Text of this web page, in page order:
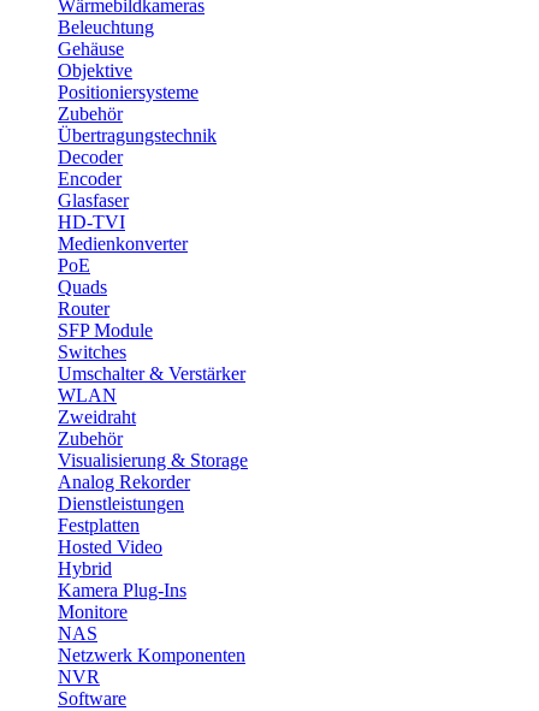
Wärmebildkameras
Beleuchtung
Gehäuse
Objektive
Positioniersysteme
Zubehör
Übertragungstechnik
Decoder
Encoder
Glasfaser
HD-TVI
Medienkonverter
PoE
Quads
Router
SFP Module
Switches
Umschalter & Verstärker
WLAN
Zweidraht
Zubehör
Visualisierung & Storage
Analog Rekorder
Dienstleistungen
Festplatten
Hosted Video
Hybrid
Kamera Plug-Ins
Monitore
NAS
Netzwerk Komponenten
NVR
Software